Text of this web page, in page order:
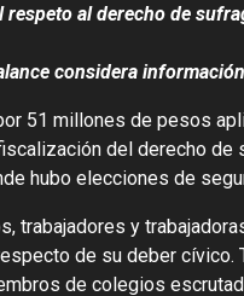
al derecho de
considera
51 millones de pesos
del derecho
hubo elecciones de
trabajadores y
de su deber
de colegios